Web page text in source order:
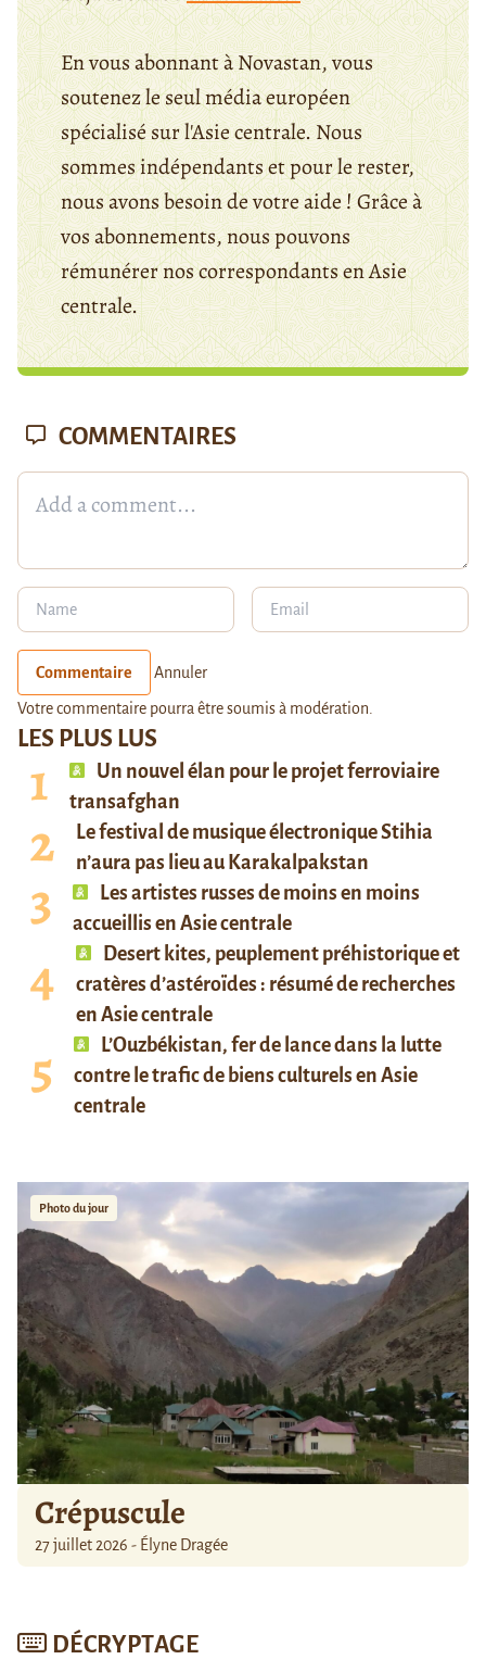
En vous abonnant à Novastan, vous
soutenez le seul média européen
spécialisé sur l'Asie centrale. Nous
sommes indépendants et pour le rester,
nous avons besoin de votre aide ! Grâce à
vos abonnements, nous pouvons
rémunérer nos correspondants en Asie
centrale.
LES PLUS LUS
Un nouvel élan pour le projet ferroviaire
transafghan
Le festival de musique électronique Stihia
n’aura pas lieu au Karakalpakstan
Les artistes russes de moins en moins
accueillis en Asie centrale
Desert kites, peuplement préhistorique et
cratères d’astéroïdes : résumé de recherches
en Asie centrale
L’Ouzbékistan, fer de lance dans la lutte
contre le trafic de biens culturels en Asie
centrale
Photo du jour
Crépuscule
27 juillet 2026 - Élyne Dragée
DÉCRYPTAGE
COMMENTAIRES
Commentaire Annuler
Votre commentaire pourra être soumis à modération.